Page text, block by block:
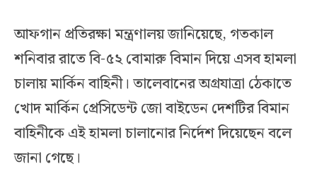
আফগান প্রতিরক্ষা মন্ত্রণালয় জানিয়েছে, গতকাল
শনিবার রাতে বি-৫২ বোমারু বিমান দিয়ে এসব হামলা
চালায় মার্কিন বাহিনী। তালেবানের অগ্রযাত্রা ঠেকাতে
খোদ মার্কিন প্রেসিডেন্ট জো বাইডেন দেশটির বিমান
বাহিনীকে এই হামলা চালানোর নির্দেশ দিয়েছেন বলে
জানা গেছে।